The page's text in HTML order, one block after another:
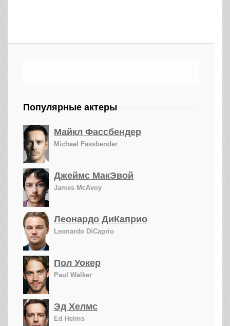
Популярные актеры
Майкл Фассбендер
Michael Fassbender
Джеймс МакЭвой
James McAvoy
Леонардо ДиКаприо
Leonardo DiCaprio
Пол Уокер
Paul Walker
Эд Хелмс
Ed Helms